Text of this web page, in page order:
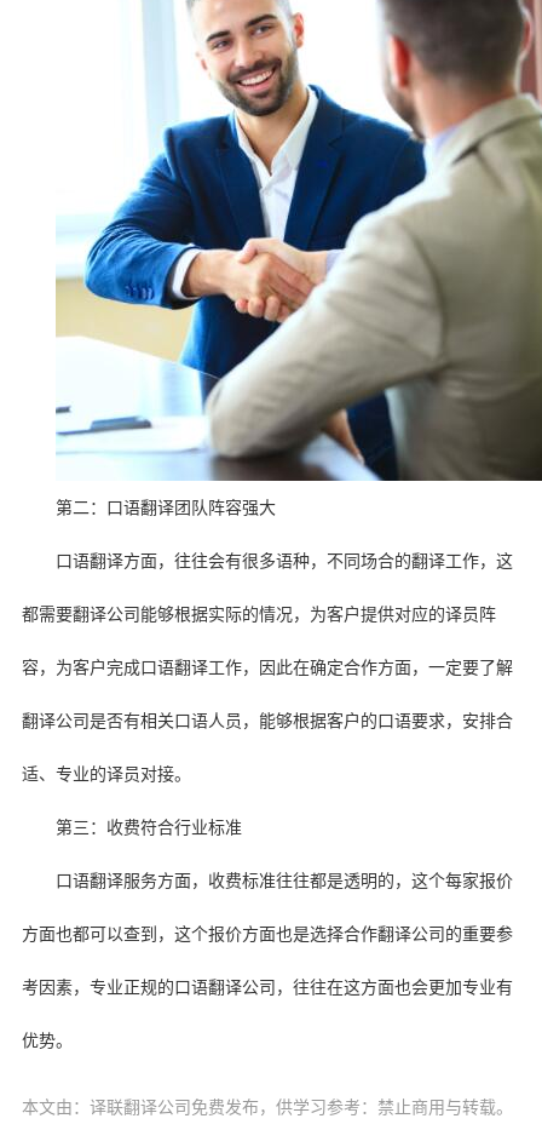
第二：口语翻译团队阵容强大
口语翻译方面，往往会有很多语种，不同场合的翻译工作，这
都需要翻译公司能够根据实际的情况，为客户提供对应的译员阵
容，为客户完成口语翻译工作，因此在确定合作方面，一定要了解
翻译公司是否有相关口语人员，能够根据客户的口语要求，安排合
适、专业的译员对接。
第三：收费符合行业标准
口语翻译服务方面，收费标准往往都是透明的，这个每家报价
方面也都可以查到，这个报价方面也是选择合作翻译公司的重要参
考因素，专业正规的口语翻译公司，往往在这方面也会更加专业有
优势。
本文由：译联翻译公司免费发布，供学习参考：禁止商用与转载。